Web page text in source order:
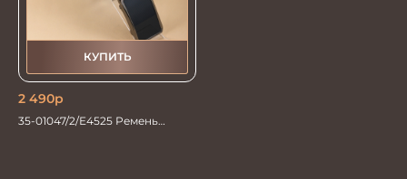
КУПИТЬ
2 490р
35-01047/2/Е4525 Ремень